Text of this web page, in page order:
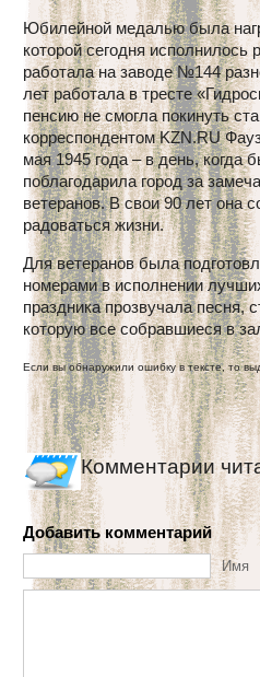
Юбилейной медалью была
которой сегодня
работала на заводе №144
лет работала в тресте
пенсию не смогла покинуть
корреспондентом KZN.RU
мая 1945 года – в день,
поблагодарила город за
ветеранов. В свои 90 лет она
радоваться жизни.
Для ветеранов была
номерами в исполнении
праздника прозвучала
которую все собравшиеся в
Если вы обнаружили ошибку в тексте, то
Комментарии
Добавить комментарий
Имя